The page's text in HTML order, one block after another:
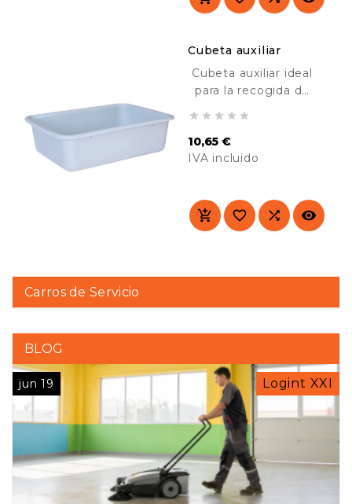
Cubeta auxiliar
Cubeta auxiliar ideal
para la recogida de
para comedores,
colegios, hoteles,
    
10,65 €
IVA incluido
   
Carros de Servicio
BLOG
jun 19 Logint XXI